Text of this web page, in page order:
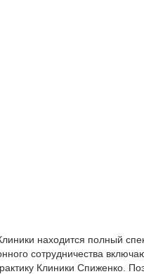
находится полный
сотрудничества
Клиники Спиженко.